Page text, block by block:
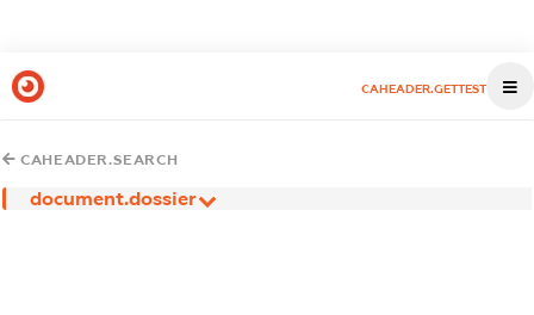
CAHEADER.GETTEST
CAHEADER.SEARCH
document.dossier